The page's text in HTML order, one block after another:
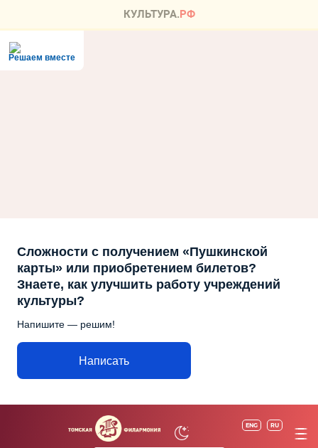
Решаем вместе
Сложности с получением «Пушкинской
карты» или приобретением билетов?
Знаете, как улучшить работу учреждений
культуры?
Напишите — решим!
Написать
ENG RU